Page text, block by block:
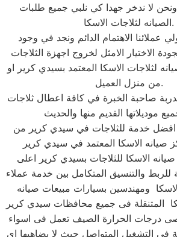
ونحن لا ندخر جهدا كي نلبي جميع طلبات
الصيانه لثلاجات الاسكا.
عملائنا الاهتمام الدائم ونجد في وجود
الاختيار الامثل لخروج اجهزة الثلاجات
لثلاجات الاسكا المعتمد بسيدي كرير او
من منزل العميل.
صاحبة الخبرة في كافة اعطال ثلاجات
افضل خدمة للثلاجات في سيدي كرير من
الاسكا للثلاجات بسيدي كرير اعلى
والتنسيق المتكامل بين خدمة عملاء
ومهندسين بسيارات مبيعات صيانه
درجات الحرارة الصيف تعمل فى اسواء
فى التشغيل المتواصل حيث لا يضاهيها اى